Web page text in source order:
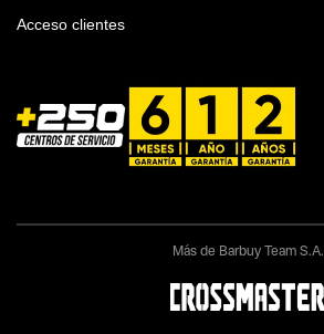
Acceso clientes
Más de Barbuy Team S.A.